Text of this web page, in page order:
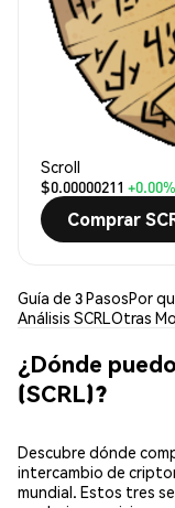
Scroll
$0.00000211 +0.00%
Comprar
Guía de 3 PasosPor
Análisis SCRLOtras
¿Dónde
(SCRL)?
Descubre dónde
intercambio de
mundial. Estos tres